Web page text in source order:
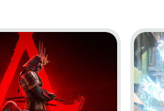
Creed Shadows Go to